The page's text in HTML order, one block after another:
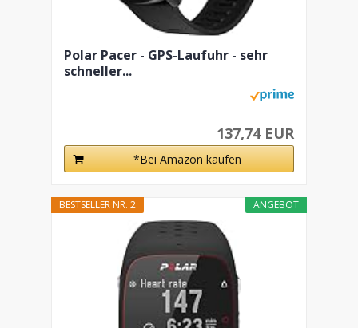
Polar Pacer - GPS-Laufuhr - sehr
schneller...
137,74 EUR
*Bei Amazon kaufen
ANGEBOT
BESTSELLER NR. 2